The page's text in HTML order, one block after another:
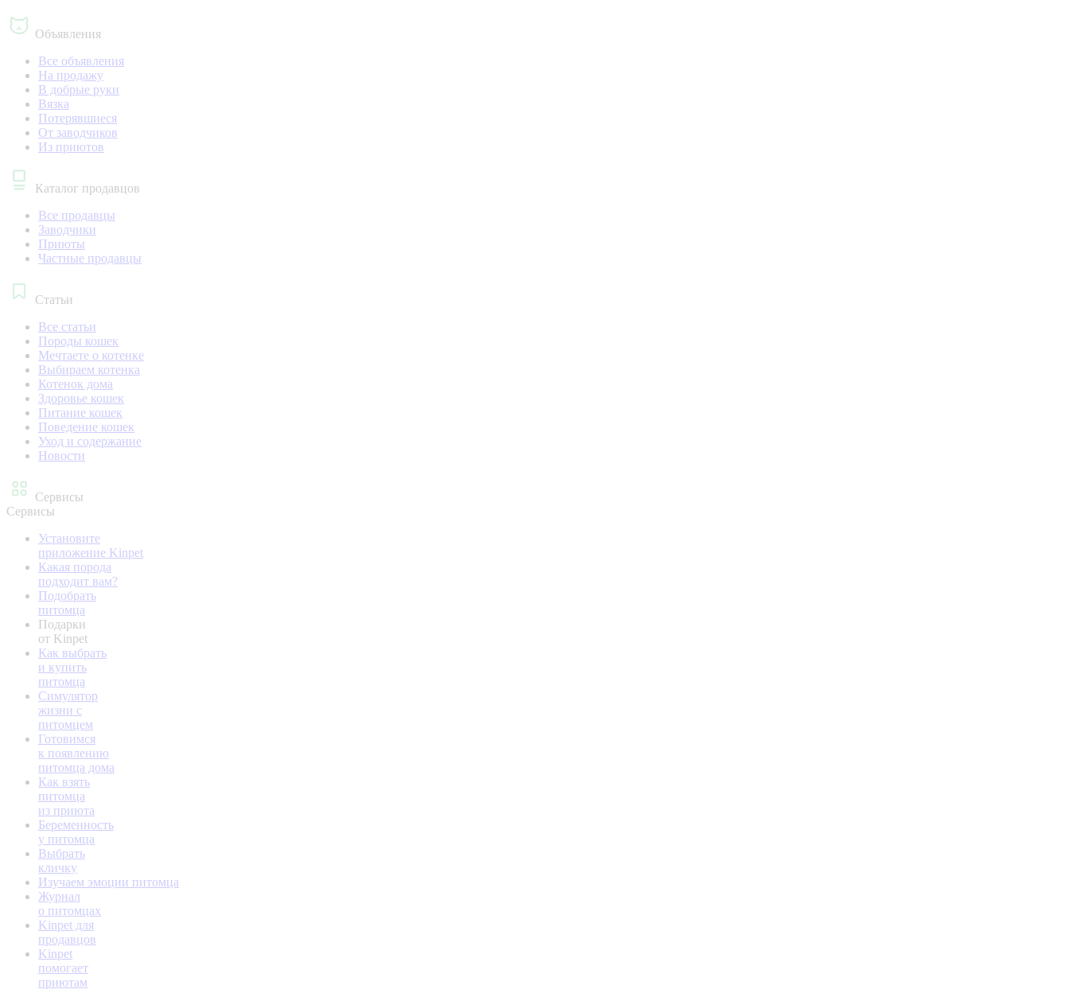
Объявления
Все объявления
На продажу
В добрые руки
Вязка
Потерявшиеся
От заводчиков
Из приютов
Каталог продавцов
Все продавцы
Заводчики
Приюты
Частные продавцы
Статьи
Все статьи
Породы кошек
Мечтаете о котенке
Выбираем котенка
Котенок дома
Здоровье кошек
Питание кошек
Поведение кошек
Уход и содержание
Новости
Сервисы
Сервисы
Установите
приложение Kinpet
Какая порода
подходит вам?
Подобрать
питомца
Подарки
от Kinpet
Как выбрать
и купить
питомца
Симулятор
жизни с
питомцем
Готовимся
к появлению
питомца дома
Как взять
питомца
из приюта
Беременность
у питомца
Выбрать
кличку
Изучаем эмоции питомца
Журнал
о питомцах
Kinpet для
продавцов
Kinpet
помогает
приютам